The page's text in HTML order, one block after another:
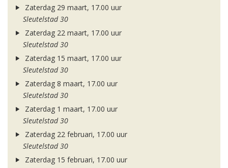
Zaterdag 29 maart, 17.00 uur
Sleutelstad 30
Zaterdag 22 maart, 17.00 uur
Sleutelstad 30
Zaterdag 15 maart, 17.00 uur
Sleutelstad 30
Zaterdag 8 maart, 17.00 uur
Sleutelstad 30
Zaterdag 1 maart, 17.00 uur
Sleutelstad 30
Zaterdag 22 februari, 17.00 uur
Sleutelstad 30
Zaterdag 15 februari, 17.00 uur